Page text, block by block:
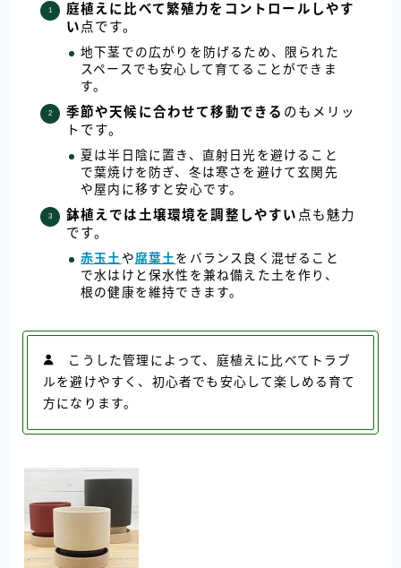
庭植えに比べて繁殖力をコントロールしやす
い点です。
地下茎での広がりを防げるため、限られた
スペースでも安心して育てることができま
す。
季節や天候に合わせて移動できる のもメリッ
トです。
夏は半日陰に置き、直射日光を避けること
で葉焼けを防ぎ、冬は寒さを避けて玄関先
や屋内に移すと安心です。
鉢植えでは土壌環境を調整しやすい 点も魅力
です。
赤玉土 や腐葉土 をバランス良く混ぜること
で水はけと保水性を兼ね備えた土を作り、
根の健康を維持できます。
こうした管理によって、庭植えに比べてトラブ
ルを避けやすく、初心者でも安心して楽しめる育て
方になります。